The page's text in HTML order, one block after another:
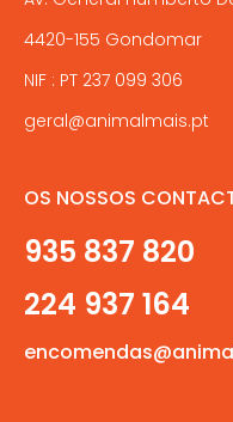
4420-155 Gondomar
NIF : PT 237 099 306
geral@animalmais.pt
OS NOSSOS
935 837 820
224 937 164